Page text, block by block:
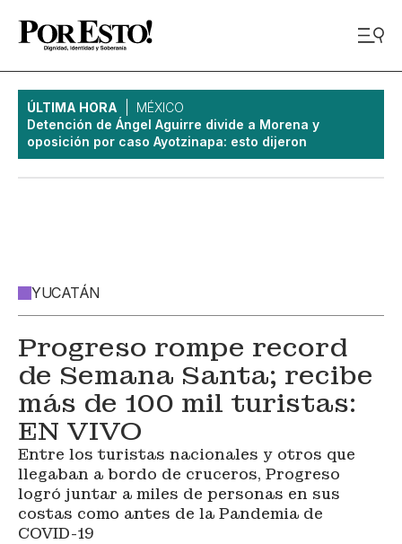
ÚLTIMA HORA
MÉXICO
Detención de Ángel Aguirre divide a Morena y
oposición por caso Ayotzinapa: esto dijeron
YUCATÁN
Progreso rompe record
de Semana Santa; recibe
más de 100 mil turistas:
EN VIVO
Entre los turistas nacionales y otros que
llegaban a bordo de cruceros, Progreso
logró juntar a miles de personas en sus
costas como antes de la Pandemia de
COVID-19